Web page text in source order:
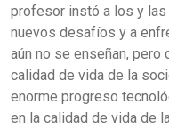
profesor instó a los y
nuevos desafíos y a
aún no se enseñan, pero
calidad de vida de la
enorme progreso
en la calidad de vida de